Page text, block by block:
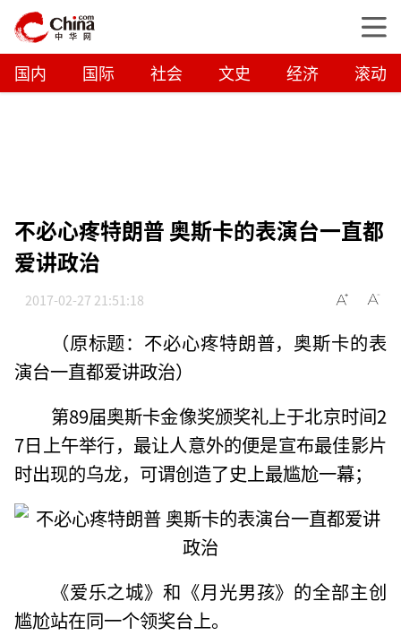
国内 国际 社会 文史 经济 滚动
不必心疼特朗普 奥斯卡的表演台一直都
爱讲政治
2017-02-27 21:51:18
（原标题：不必心疼特朗普，奥斯卡的表
演台一直都爱讲政治）
第89届奥斯卡金像奖颁奖礼上于北京时间2
7日上午举行，最让人意外的便是宣布最佳影片
时出现的乌龙，可谓创造了史上最尴尬一幕；
《爱乐之城》和《月光男孩》的全部主创
尴尬站在同一个领奖台上。